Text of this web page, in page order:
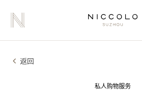
返回
私人购物服务